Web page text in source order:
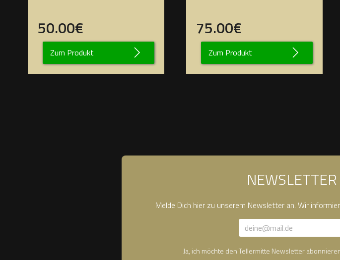
50.00€
Zum Produkt
75.00€
Zum Produkt
Melde Dich hier zu unserem Newsletter an. Wir
Ja, ich möchte den Tellermitte Newsletter